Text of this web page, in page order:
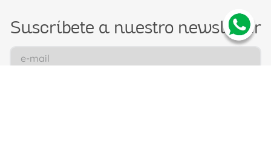
Suscríbete a nuestro newsletter